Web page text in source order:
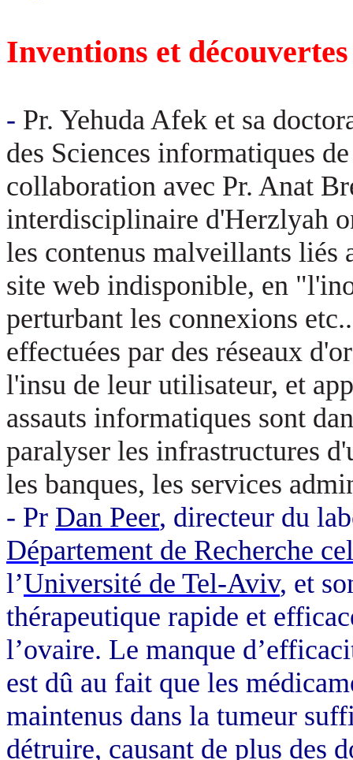
Inventions et découvertes
- Pr. Yehuda Afek et sa
des Sciences informatiques
collaboration avec Pr. Anat
interdisciplinaire d'Herzlyah
les contenus malveillants liés
site web indisponible, en
perturbant les connexions
effectuées par des réseaux
l'insu de leur utilisateur, et
assauts informatiques sont
paralyser les infrastructures
les banques, les services
- Pr Dan Peer, directeur du
Département de Recherche
l’Université de Tel-Aviv, et
thérapeutique rapide et
l’ovaire. Le manque
est dû au fait que les
maintenus dans la tumeur
détruire, causant de plus des